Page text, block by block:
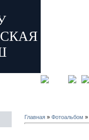
Главная » Фотоальбом »